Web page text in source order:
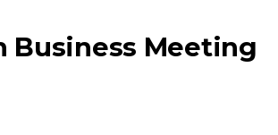
Business Meeting